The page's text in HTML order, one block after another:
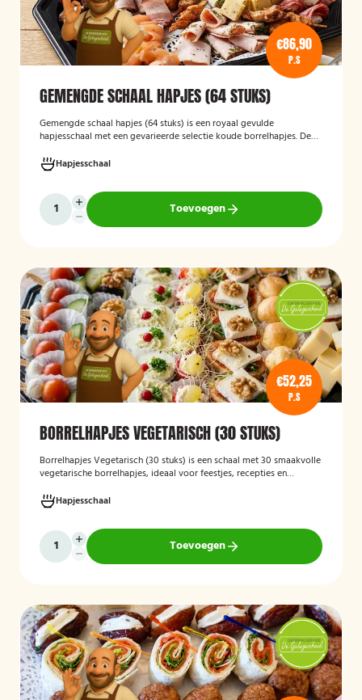
€86,90
P.S
GEMENGDE SCHAAL HAPJES (64 STUKS)
Gemengde schaal hapjes (64 stuks) is een royaal gevulde
hapjesschaal met een gevarieerde selectie koude borrelhapjes. De
recepties, bedrijfsborrels en andere feestelijke gelegenheden. Met
64 hapjes is deze schaal geschikt om een grotere groep gasten te
voorzien van smakelijke en gevarieerde snacks.
Hapjesschaal
Toevoegen
€52,25
P.S
BORRELHAPJES VEGETARISCH (30 STUKS)
Borrelhapjes Vegetarisch (30 stuks) is een schaal met 30 smaakvolle
vegetarische borrelhapjes, ideaal voor feestjes, recepties en
selectie die geschikt is voor vegetariërs, zodat gasten kunnen
genieten van een feestelijke en veelzijdige borrelervaring.
Hapjesschaal
Toevoegen